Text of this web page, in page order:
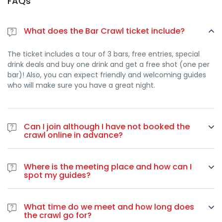
What does the Bar Crawl ticket include?
The ticket includes a tour of 3 bars, free entries, special
drink deals and buy one drink and get a free shot (one per
bar)! Also, you can expect friendly and welcoming guides
who will make sure you have a great night.
Can I join although I have not booked the
crawl online in advance?
Yes. In case you haven’t booked online you can join the bar
crawl at any point during the night by paying 30 euros on-
spot by using a credit card.
Where is the meeting place and how can I
spot my guides?
We meet inside the bar. Our guides wear a red jacket,
sweat shirt or tee-shirt.
What time do we meet and how long does
the crawl go for?